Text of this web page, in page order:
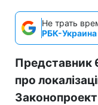
Не трать
РБК-Украина
Представник
про